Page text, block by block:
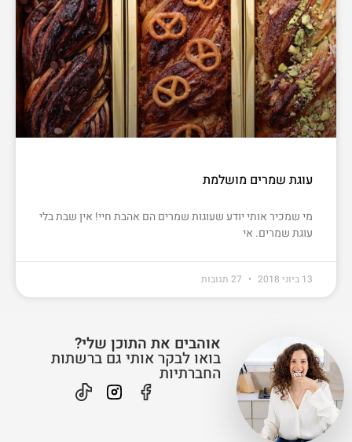
עוגת שמרים מושלמת
מי שמכיר אותי יודע שעוגות שמרים הם אהבת חיי! אין שבת בלי
עוגת שמרים. אי
27 תגובות
אוהבים את התוכן שלי?
בואו לבקר אותי גם ברשתות
החברתיות